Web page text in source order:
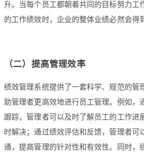
升。当每个员工都朝着共同的目标努力工
的工作绩效时，企业的整体业绩必然会得
（二）提高管理效率
绩效管理系统提供了一套科学、规范的管
助管理者更高效地进行员工管理。例如，
跟踪，管理者可以及时了解员工的工作进
时解决；通过绩效评估和反馈，管理者可
通，提高管理的针对性和有效性。同时，